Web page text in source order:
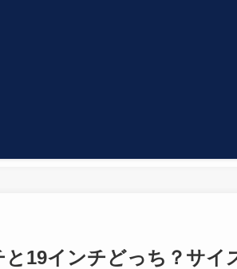
と19インチどっち？サイ